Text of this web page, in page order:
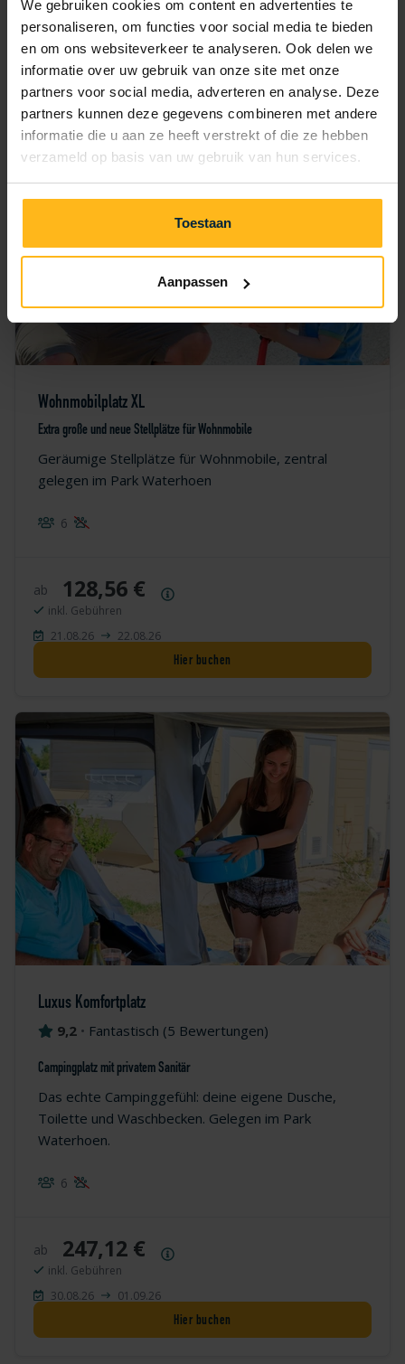
We gebruiken cookies om content en advertenties te
personaliseren, om functies voor social media te bieden
en om ons websiteverkeer te analyseren. Ook delen we
informatie over uw gebruik van onze site met onze
partners voor social media, adverteren en analyse. Deze
partners kunnen deze gegevens combineren met andere
informatie die u aan ze heeft verstrekt of die ze hebben
verzameld op basis van uw gebruik van hun services.
Toestaan
Aanpassen
inkl. Gebühren
25.08.26
27.08.26
Wohnmobilplatz XL
Extra große und neue Stellplätze für Wohnmobile
Geräumige Stellplätze für Wohnmobile, zentral
gelegen im Park Waterhoen
6
ab 128,56 €
inkl. Gebühren
21.08.26
22.08.26
Hier buchen
Luxus Komfortplatz
9,2 • Fantastisch (5 Bewertungen)
Campingplatz mit privatem Sanitär
Das echte Campinggefühl: deine eigene Dusche,
Toilette und Waschbecken. Gelegen im Park
Waterhoen.
6
ab 247,12 €
inkl. Gebühren
30.08.26
01.09.26
Hier buchen